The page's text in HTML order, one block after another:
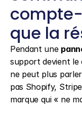
que la
Pendant une
support devient le
ne peut plus
pas Shopify,
marque qui « ne